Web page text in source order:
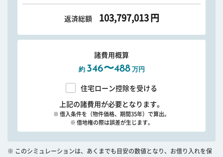
返済総額 103,797,013 円
諸費用概算
約 346〜488 万円
住宅ローン控除を受ける
上記の諸費用が必要となります。
※ 借入条件を（物件価格、期間35年）で算出。
※ 借地権の際は誤差が生じます。
※ このシミュレーションは、あくまでも目安の数値となり、お借り入れを保